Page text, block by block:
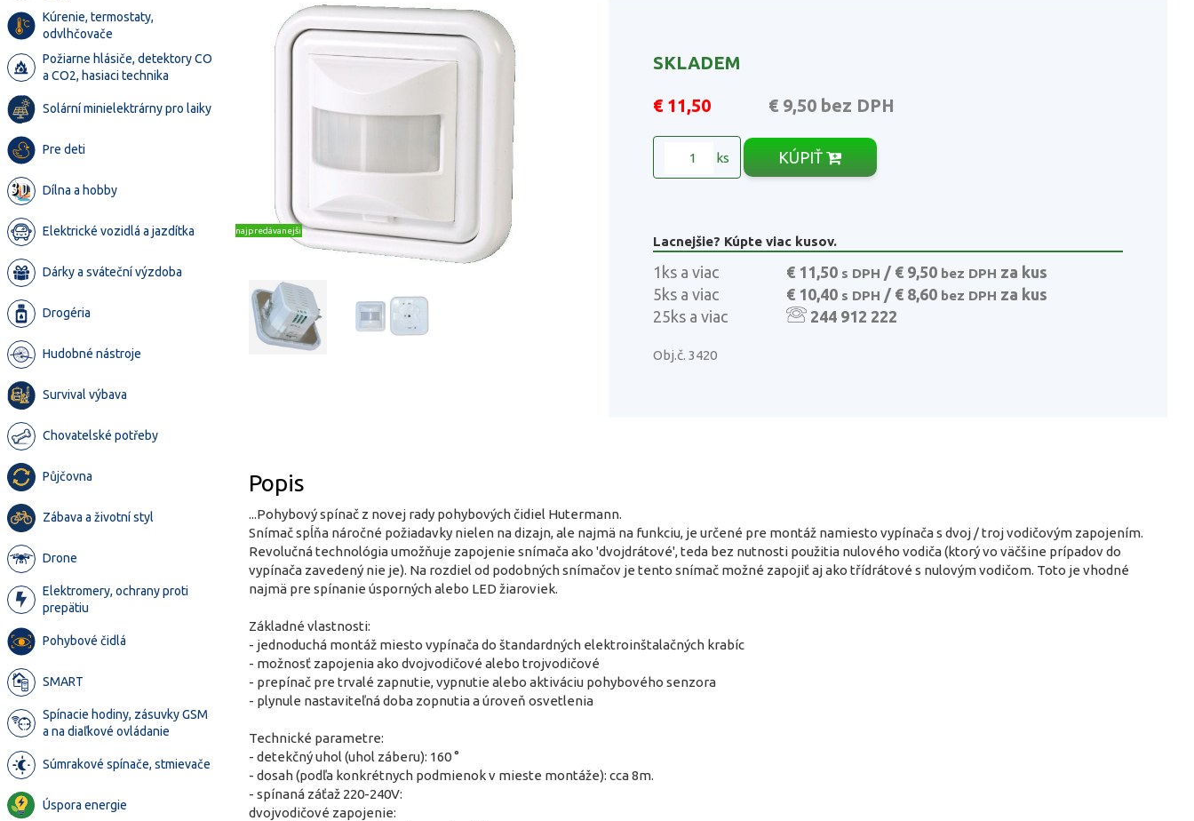
Kúrenie, termostaty,
odvlhčovače
Požiarne hlásiče, detektory CO
a CO2, hasiaci technika
Solární minielektrárny pro laiky
Pre deti
Dílna a hobby
Elektrické vozidlá a jazdítka
Dárky a sváteční výzdoba
Drogéria
Hudobné nástroje
Survival výbava
Chovatelské potřeby
Půjčovna
Zábava a životní styl
Drone
Elektromery, ochrany proti
prepätiu
Pohybové čidlá
SMART
Spínacie hodiny, zásuvky GSM
a na diaľkové ovládanie
Súmrakové spínače, stmievače
Úspora energie
najpredávanejšie
SKLADEM
€ 11,50 € 9,50 bez DPH
ks KÚPIŤ
Lacnejšie? Kúpte viac kusov.
1ks a viac € 11,50s DPH / € 9,50 bez DPH za kus
5ks a viac
€ 10,40s DPH / € 8,60 bez DPH za kus
25ks a viac
244 912 222
Obj.č. 3420
Popis
...Pohybový spínač z novej rady pohybových čidiel Hutermann.
Snímač spĺňa náročné požiadavky nielen na dizajn, ale najmä na funkciu, je určené pre montáž namiesto vypínača s dvoj / troj vodičovým zapojením.
Revolučná technológia umožňuje zapojenie snímača ako 'dvojdrátové', teda bez nutnosti použitia nulového vodiča (ktorý vo väčšine prípadov do
vypínača zavedený nie je). Na rozdiel od podobných snímačov je tento snímač možné zapojiť aj ako třídrátové s nulovým vodičom. Toto je vhodné
najmä pre spínanie úsporných alebo LED žiaroviek.
Základné vlastnosti:
- jednoduchá montáž miesto vypínača do štandardných elektroinštalačných krabíc
- možnosť zapojenia ako dvojvodičové alebo trojvodičové
- prepínač pre trvalé zapnutie, vypnutie alebo aktiváciu pohybového senzora
- plynule nastaviteľná doba zopnutia a úroveň osvetlenia
Technické parametre:
- detekčný uhol (uhol záberu): 160 °
- dosah (podľa konkrétnych podmienok v mieste montáže): cca 8m.
- spínaná záťaž 220-240V:
dvojvodičové zapojenie: